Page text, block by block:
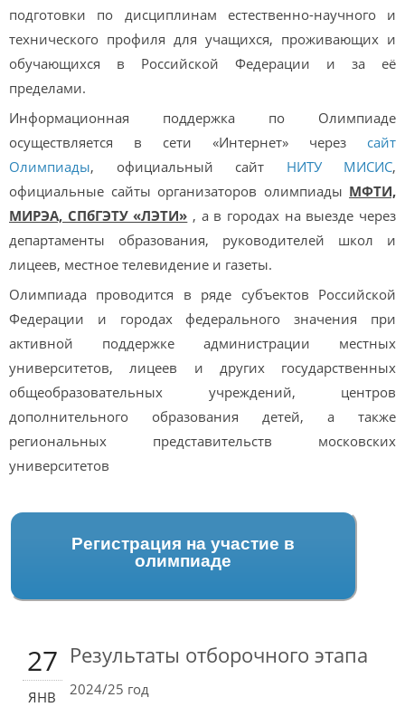
подготовки по дисциплинам естественно-научного и
технического профиля для учащихся, проживающих и
обучающихся в Российской Федерации и за её
пределами.
Информационная поддержка по Олимпиаде
осуществляется в сети «Интернет» через сайт
Олимпиады, официальный сайт НИТУ МИСИС,
официальные сайты организаторов олимпиады МФТИ,
МИРЭА, СПбГЭТУ «ЛЭТИ» , а в городах на выезде через
департаменты образования, руководителей школ и
лицеев, местное телевидение и газеты.
Олимпиада проводится в ряде субъектов Российской
Федерации и городах федерального значения при
активной поддержке администрации местных
университетов, лицеев и других государственных
общеобразовательных учреждений, центров
дополнительного образования детей, а также
региональных представительств московских
университетов
Регистрация на участие в
олимпиаде
27
ЯНВ
Результаты отборочного этапа
2024/25 год